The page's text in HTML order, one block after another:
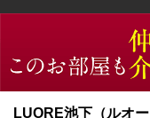
LUORE池下（ルオー